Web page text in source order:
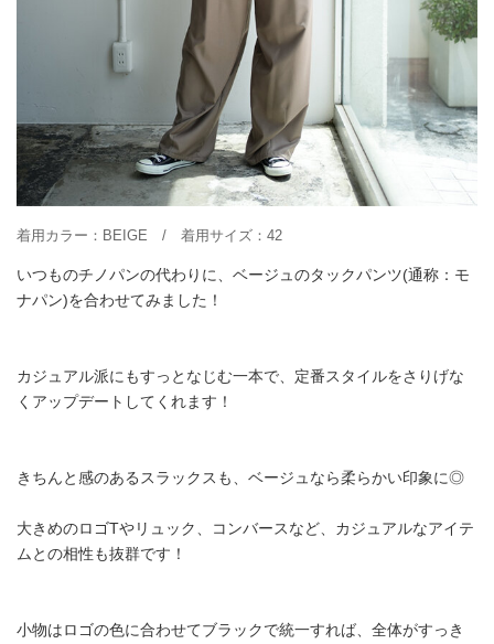
着用カラー：BEIGE / 着用サイズ：42
いつものチノパンの代わりに、ベージュのタックパンツ(通称：モ
ナパン)を合わせてみました！
カジュアル派にもすっとなじむ一本で、定番スタイルをさりげな
くアップデートしてくれます！
きちんと感のあるスラックスも、ベージュなら柔らかい印象に◎
大きめのロゴTやリュック、コンバースなど、カジュアルなアイテ
ムとの相性も抜群です！
小物はロゴの色に合わせてブラックで統一すれば、全体がすっき